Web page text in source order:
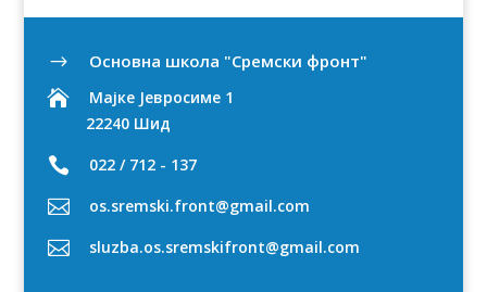
$
Oсновна школа "Сремски фронт"

Мајке Јевросиме 1
22240 Шид
 022 / 712 - 137
 os.sremski.front@gmail.com
 sluzba.os.sremskifront@gmail.com